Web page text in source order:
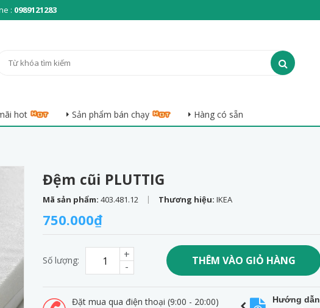
: 0989121283
hot Sản phẩm bán chạy Hàng có sẵn
Đệm cũi PLUTTIG
Mã sản phẩm: 403.481.12 | Thương hiệu: IKEA
750.000₫
Số lượng: -
+ THÊM VÀO GIỎ HÀNG
Đặt mua qua điện thoại (9:00 - 20:00)
Hướng dẫn